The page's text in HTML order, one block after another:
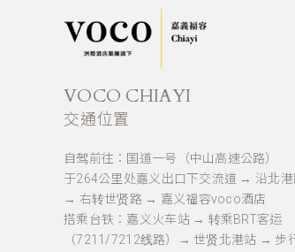
VOCO CHIAYI
交通位置
自驾前往：国道一号（中山高速公路）
于264公里处嘉义出口下交流道 → 沿北港
→ 右转世贤路 → 嘉义福容voco酒店
搭乘台铁：嘉义火车站 → 转乘BRT客运
（7211/7212线路）→ 世贤北港站 → 步